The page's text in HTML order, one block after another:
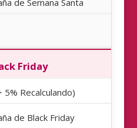
Friday
5% Recalculando)
de Black Friday